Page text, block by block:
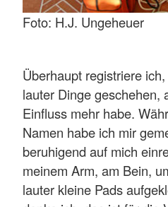
Foto: H.J. Ungeheuer
Überhaupt registriere
lauter Dinge geschehen,
Einfluss mehr habe.
Namen habe ich mir
beruhigend auf mich
meinem Arm, am Bein,
lauter kleine Pads